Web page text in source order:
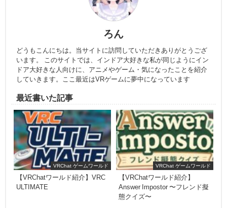
ろん
どうもこんにちは。当サイトに訪問していただきありがとうござ
います。 このサイトでは、インドア大好きな私が同じようにイン
ドア大好きな人向けに、アニメやゲーム・気になったことを紹介
していきます。ここ最近はVRゲームに夢中になっています
最近書いた記事
VRChat ゲームワールド
【VRChatワールド紹介】VRC
ULTIMATE
VRChat ゲームワールド
【VRChatワールド紹介】
Answer Impostor 〜フレンド擬
態クイズ〜